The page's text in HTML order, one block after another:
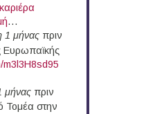
…
1 μήναςπριν
Ευρωπαϊκής
m3l3H8sd95
μήναςπριν
Τομέα στην